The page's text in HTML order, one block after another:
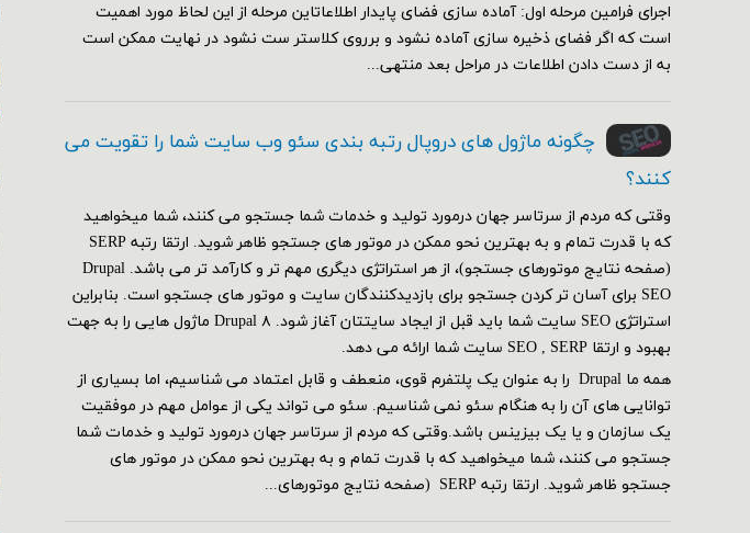
اجرای فرامین مرحله اول: آماده سازی فضای پایدار اطلاعاتاین مرحله از این لحاظ مورد اهمیت
است که اگر فضای ذخیره سازی آماده نشود و برروی کلاستر ست نشود در نهایت ممکن است
به از دست دادن اطلاعات در مراحل بعد منتهی...
چگونه ماژول های دروپال رتبه بندی سئو وب سایت شما را تقویت می
کنند؟
وقتی که مردم از سرتاسر جهان درمورد تولید و خدمات شما جستجو می کنند، شما میخواهید
که با قدرت تمام و به بهترین نحو ممکن در موتور های جستجو ظاهر شوید. ارتقا رتبه SERP
(صفحه نتایج موتورهای جستجو)، از هر استراتژی دیگری مهم تر و کارآمد تر می باشد. Drupal
SEO برای آسان تر کردن جستجو برای بازدیدکنندگان سایت و موتور های جستجو است. بنابراین
استراتژی SEO سایت شما باید قبل از ایجاد سایتتان آغاز شود. Drupal ۸ ماژول هایی را به جهت
بهبود و ارتقا SEO , SERP سایت شما ارائه می دهد.
همه ما Drupal را به عنوان یک پلتفرم قوی، منعطف و قابل اعتماد می شناسیم، اما بسیاری از
توانایی های آن را به هنگام سئو نمی شناسیم. سئو می تواند یکی از عوامل مهم در موفقیت
یک سازمان و یا یک بیزینس باشد.وقتی که مردم از سرتاسر جهان درمورد تولید و خدمات شما
جستجو می کنند، شما میخواهید که با قدرت تمام و به بهترین نحو ممکن در موتور های
جستجو ظاهر شوید. ارتقا رتبه SERP (صفحه نتایج موتورهای...